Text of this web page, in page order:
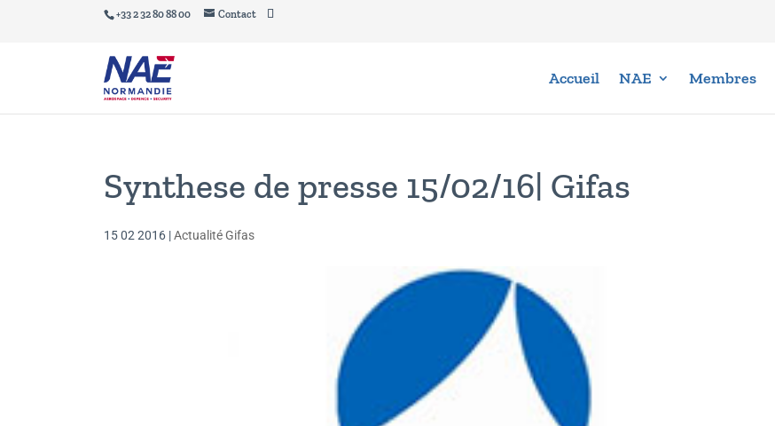
+33 2 32 80 88 00 Contact
Accueil NAE Membres
Synthese de presse 15/02/16| Gifas
15 02 2016 |Actualité Gifas